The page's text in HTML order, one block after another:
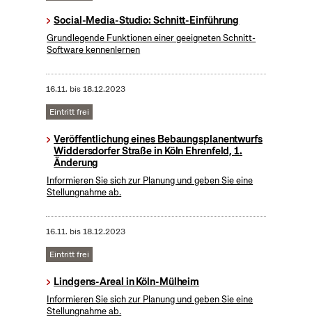
Social-Media-Studio: Schnitt-Einführung
Grundlegende Funktionen einer geeigneten Schnitt-
Software kennenlernen
16.11. bis18.12.2023
Eintritt frei
Veröffentlichung eines Bebaungsplanentwurfs
Widdersdorfer Straße in Köln Ehrenfeld, 1.
Änderung
Informieren Sie sich zur Planung und geben Sie eine
Stellungnahme ab.
16.11. bis18.12.2023
Eintritt frei
Lindgens-Areal in Köln-Mülheim
Informieren Sie sich zur Planung und geben Sie eine
Stellungnahme ab.